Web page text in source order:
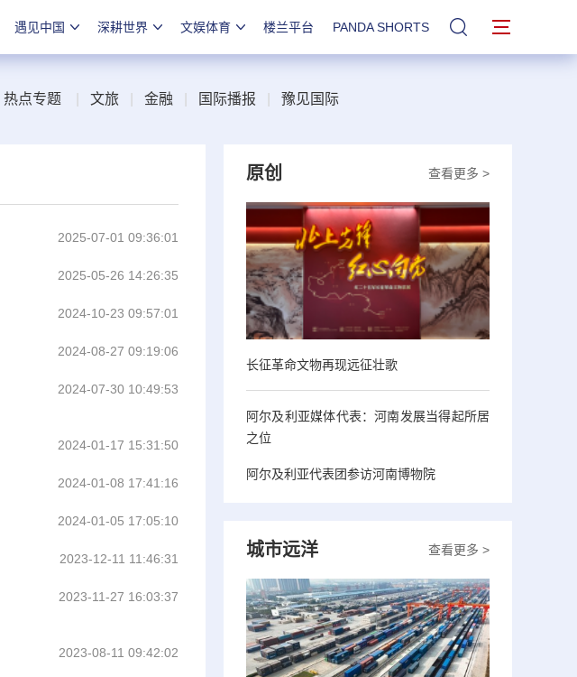
遇见中国 深耕世界 文娱体育 楼兰平台 PANDA SHORTS 站内搜索
热点专题 文旅 金融 国际播报 豫见国际
2025-07-01 09:36:01
2025-05-26 14:26:35
2024-10-23 09:57:01
2024-08-27 09:19:06
2024-07-30 10:49:53
2024-01-17 15:31:50
2024-01-08 17:41:16
2024-01-05 17:05:10
2023-12-11 11:46:31
2023-11-27 16:03:37
2023-08-11 09:42:02
查看更多 >
原创
长征革命文物再现远征壮歌
阿尔及利亚媒体代表：河南发展当得起所居
之位
阿尔及利亚代表团参访河南博物院
查看更多 >
城市远洋